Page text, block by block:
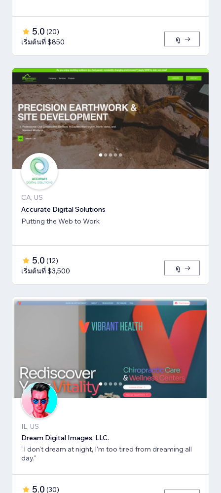
5.0 (20)
เริ่มต้นที่ $850
ดู
CA, US
Accurate Digital Solutions
Putting the Web to Work
5.0 (12)
เริ่มต้นที่ $3,500
ดู
IL, US
Dream Digital Images, LLC.
"I don't dream at night, I'm too tired from dreaming all
day."
5.0 (30)